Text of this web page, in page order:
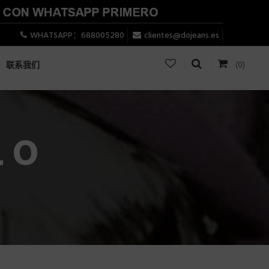
WHATSAPP：688005280 clientes@dojeans.es
(0)
联系我们